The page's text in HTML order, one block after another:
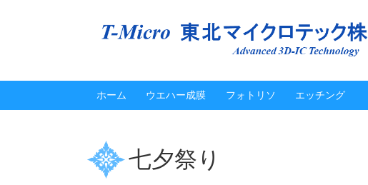
ホーム ウエハー成膜 フォトリソ エッチング
七夕祭り